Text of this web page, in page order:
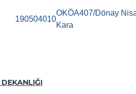
190504010
OKÖA407/Dönay
Kara